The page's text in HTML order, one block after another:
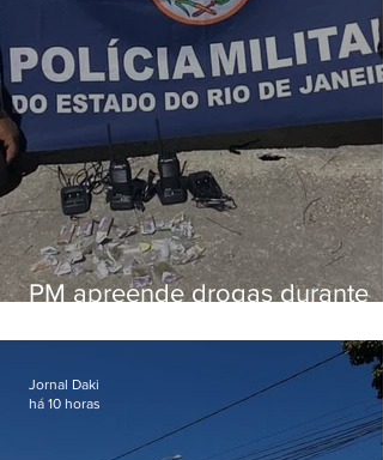
PM apreende drogas durante
Jornal Daki
há 10 horas